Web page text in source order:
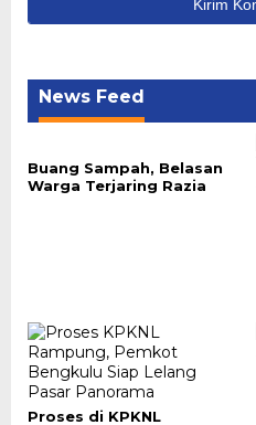
News Feed
Buang Sampah, Belasan
Warga Terjaring Razia
Proses di KPKNL